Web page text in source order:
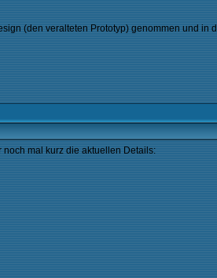
(den veralteten Prototyp) genommen und in
mal kurz die aktuellen Details: